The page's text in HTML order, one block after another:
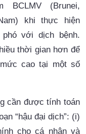
BCLMV (Brunei,
khi thực
hiện
phó với dịch bệnh
thời gian hơn để
mức cao tại một số
cần được tính toán
n “hậu đại dịch”: (i
cho cá nhân và